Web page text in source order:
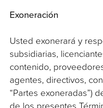
Exoneración
Usted exonerará y
subsidiarias,
contenido,
agentes, directivos,
“Partes exoneradas”)